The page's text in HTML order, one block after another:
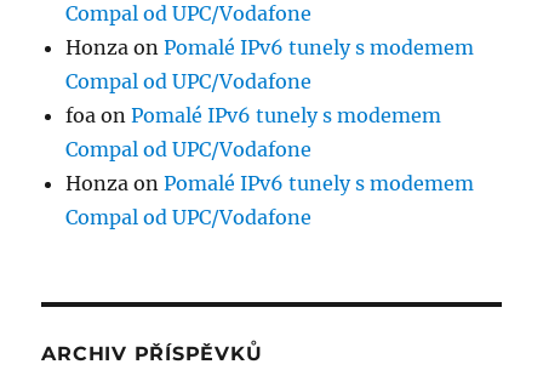
Compal od UPC/Vodafone
Honza onPomalé IPv6 tunely s modemem
Compal od UPC/Vodafone
foa onPomalé IPv6 tunely s modemem
Compal od UPC/Vodafone
Honza onPomalé IPv6 tunely s modemem
Compal od UPC/Vodafone
ARCHIV PŘÍSPĚVKŮ